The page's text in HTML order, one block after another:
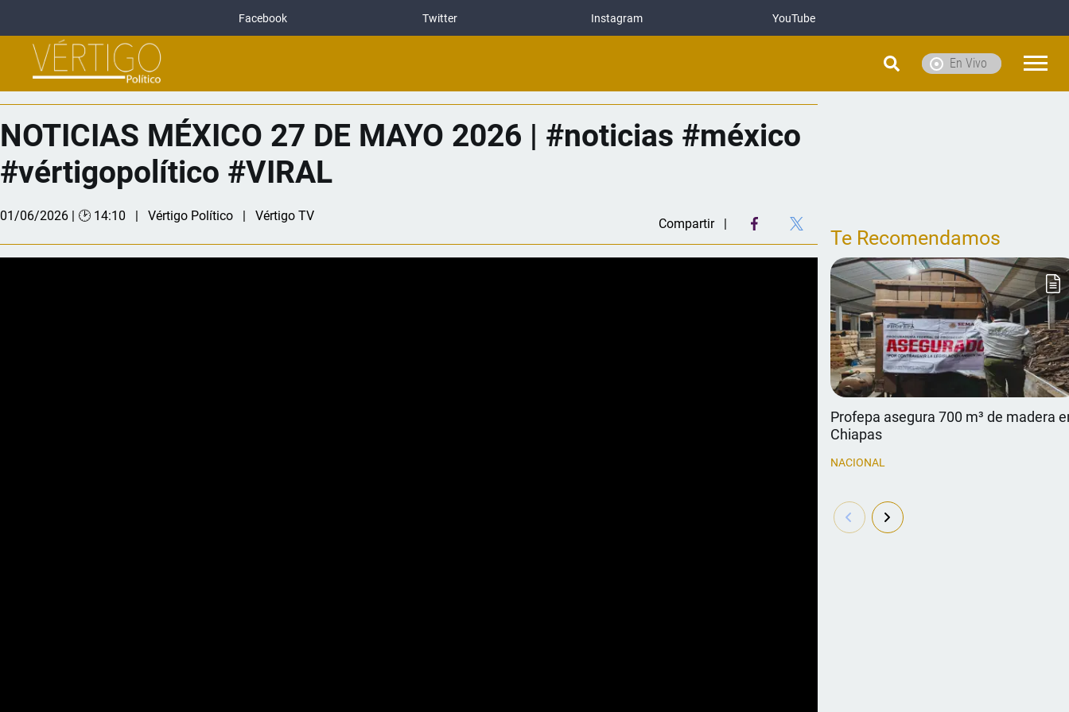
Facebook Twitter Instagram YouTube
En Vivo
NOTICIAS MÉXICO 27 DE MAYO 2026 | #noticias #méxico
#vértigopolítico #VIRAL
01/06/2026 | 🕑 14:10 Vértigo Político Vértigo TV
Compartir
Te Recomendamos
Profepa asegura 700 m³ de madera
Chiapas
NACIONAL